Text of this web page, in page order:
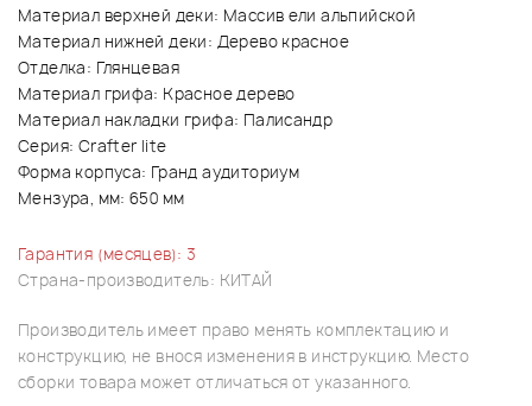
Материал верхней деки: Массив ели альпийской
Материал нижней деки: Дерево красное
Отделка: Глянцевая
Материал грифа: Красное дерево
Материал накладки грифа: Палисандр
Серия: Crafter lite
Форма корпуса: Гранд аудиториум
Мензура, мм: 650 мм
Гарантия (месяцев): 3
Страна-производитель: КИТАЙ
Производитель имеет право менять комплектацию и
конструкцию, не внося изменения в инструкцию. Место
сборки товара может отличаться от указанного.